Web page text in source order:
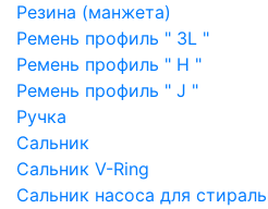
Резина (манжета)
Ремень профиль " 3L "
Ремень профиль " H "
Ремень профиль " J "
Ручка
Сальник
Сальник V-Ring
Сальник насоса для